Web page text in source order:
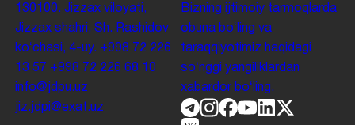
130100. Jizzax viloyati,
Jizzax shahri, Sh. Rashidov
koʻchasi, 4-uy. +998 72 226
13 57 +998 72 226 68 10
info@jdpu.uz
jiz.jdpi@exat.uz
Bizning ijtimoiy tarmoqlarda
obuna boʻling va
taraqqiyotimiz haqidagi
soʻnggi yangiliklardan
xabardor boʻling.